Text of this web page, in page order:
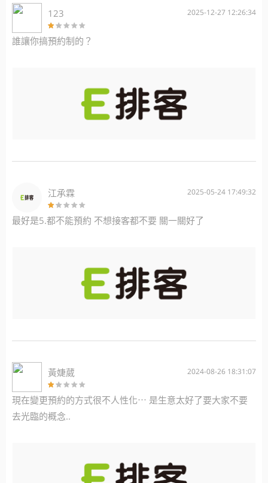
123 2025-12-27 12:26:34
誰讓你搞預約制的？
江承霖 2025-05-24 17:49:32
最好是5.都不能預約 不想接客都不要 關一關好了
黃婕葳 2024-08-26 18:31:07
現在變更預約的方式很不人性化⋯ 是生意太好了要大家不要
去光臨的概念..